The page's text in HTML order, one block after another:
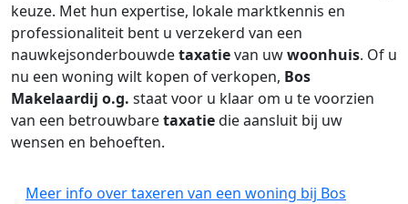
keuze. Met hun expertise, lokale marktkennis en
professionaliteit bent u verzekerd van een
nauwkejsonderbouwdetaxatievan uwwoonhuis. Of u
nu een woning wilt kopen of verkopen, Bos
Makelaardij o.g. staat voor u klaar om u te voorzien
van een betrouwbaretaxatiedie aansluit bij uw
wensen en behoeften.
Meer info over taxeren van een woning bij Bos